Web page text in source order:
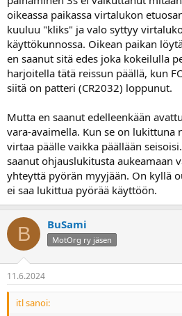
oikeassa paikassa virtalukon
kuuluu "kliks" ja valo syttyy
käyttökunnossa. Oikean paikan
en saanut sitä edes joka kokeilulla
harjoitella tätä reissun päällä, kun
siitä on patteri (CR2032) loppunut.
Mutta en saanut edelleenkään
vara-avaimella. Kun se on lukittuna
virtaa päälle vaikka päällään
saanut ohjauslukitusta aukeamaan
yhteyttä pyörän myyjään. On kyllä
ei saa lukittua pyörää käyttöön.
B BuSami
MotOrg ry jäsen
11.6.2024
itl sanoi: